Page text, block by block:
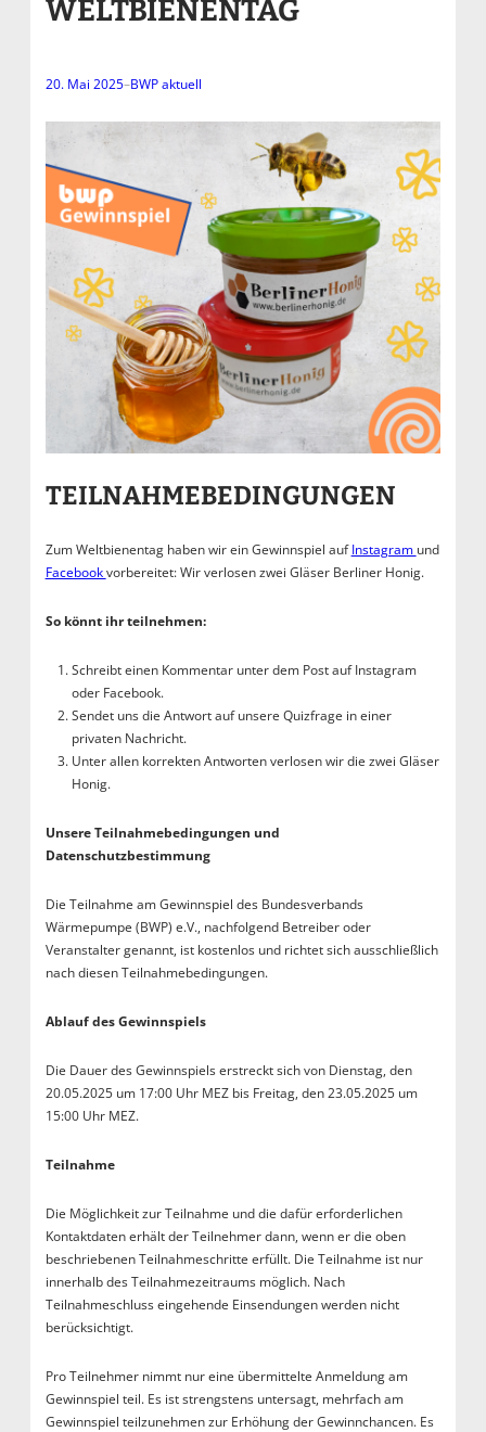
WELTBIENENTAG
20. Mai 2025–BWP aktuell
TEILNAHMEBEDINGUNGEN
Zum Weltbienentag haben wir ein Gewinnspiel aufInstagram und
Facebookvorbereitet: Wir verlosen zwei Gläser Berliner Honig.
So könnt ihr teilnehmen:
Schreibt einen Kommentar unter dem Post auf Instagram
oder Facebook.
Sendet uns die Antwort auf unsere Quizfrage in einer
privaten Nachricht.
Unter allen korrekten Antworten verlosen wir die zwei Gläser
Honig.
Unsere Teilnahmebedingungen und
Datenschutzbestimmung
Die Teilnahme am Gewinnspiel des Bundesverbands
Wärmepumpe (BWP) e.V., nachfolgend Betreiber oder
Veranstalter genannt, ist kostenlos und richtet sich ausschließlich
nach diesen Teilnahmebedingungen.
Ablauf des Gewinnspiels
Die Dauer des Gewinnspiels erstreckt sich von Dienstag, den
20.05.2025 um 17:00 Uhr MEZ bis Freitag, den 23.05.2025 um
15:00 Uhr MEZ.
Teilnahme
Die Möglichkeit zur Teilnahme und die dafür erforderlichen
Kontaktdaten erhält der Teilnehmer dann, wenn er die oben
beschriebenen Teilnahmeschritte erfüllt. Die Teilnahme ist nur
innerhalb des Teilnahmezeitraums möglich. Nach
Teilnahmeschluss eingehende Einsendungen werden nicht
berücksichtigt.
Pro Teilnehmer nimmt nur eine übermittelte Anmeldung am
Gewinnspiel teil. Es ist strengstens untersagt, mehrfach am
Gewinnspiel teilzunehmen zur Erhöhung der Gewinnchancen. Es